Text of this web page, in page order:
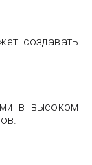
создавать
в высоком